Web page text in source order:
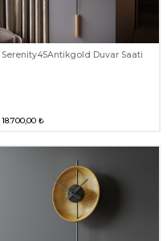
Serenity45Antikgold Duvar Saati
18.700,00 ₺